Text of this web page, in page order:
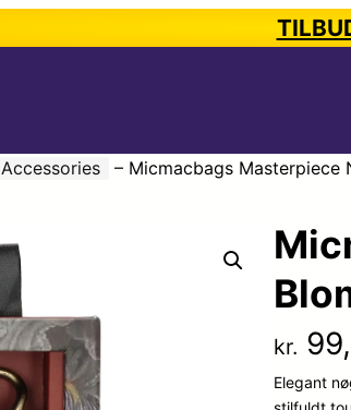
Accessories – Micmacbags Masterpiece
kr.
Elegant